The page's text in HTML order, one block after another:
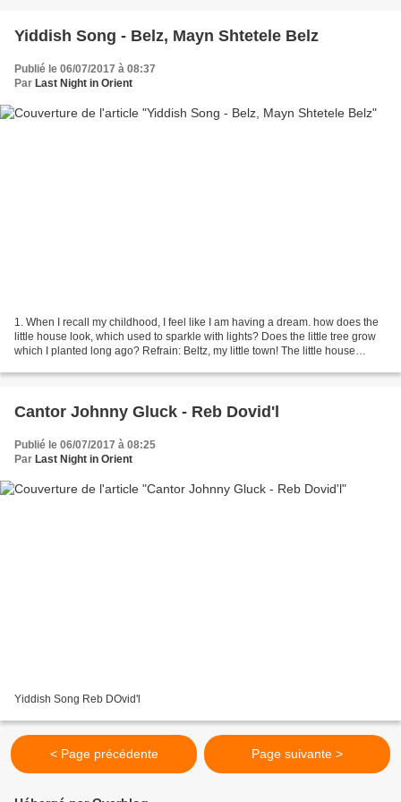
Yiddish Song - Belz, Mayn Shtetele Belz
Publié le 06/07/2017 à 08:37
Par Last Night in Orient
1. When I recall my childhood, I feel like I am having a dream. how does the
little house look, which used to sparkle with lights? Does the little tree grow
which I planted long ago? Refrain: Beltz, my little town! The little house
Cantor Johnny Gluck - Reb Dovid'l
Publié le 06/07/2017 à 08:25
Par Last Night in Orient
Yiddish Song Reb DOvid'l
< Page précédente Page suivante >